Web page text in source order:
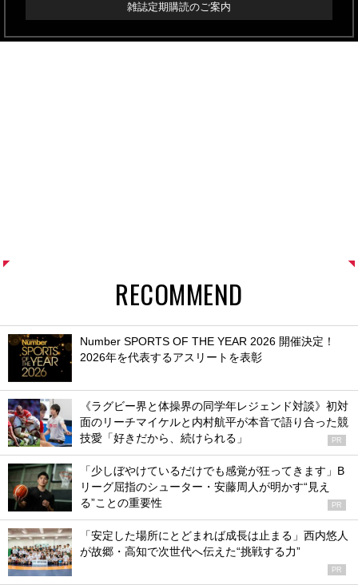
雑誌定期購読のご案内
RECOMMEND
Number SPORTS OF THE YEAR 2026 開催決定！
2026年を代表するアスリートを表彰
《ラグビー界と体操界の同学年レジェンド対談》初対
面のリーチマイケルと内村航平が本音で語り合った競
技愛「好きだから、続けられる」
PR
「少しぼやけているだけでも感覚が狂ってきます」B
リーグ屈指のシューター・安藤周人が明かす“見え
る”ことの重要性
PR
「安定した場所にとどまれば成長は止まる」西内悠人
が故郷・高知で次世代へ伝えた“挑戦する力”
PR